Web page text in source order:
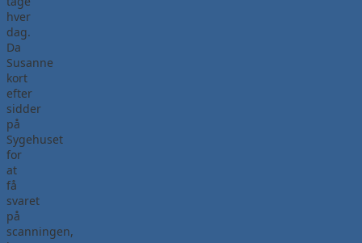
hver
dag.
Da
Susanne
kort
efter
sidder
på
Sygehuset
for
at
få
svaret
på
scanningen,